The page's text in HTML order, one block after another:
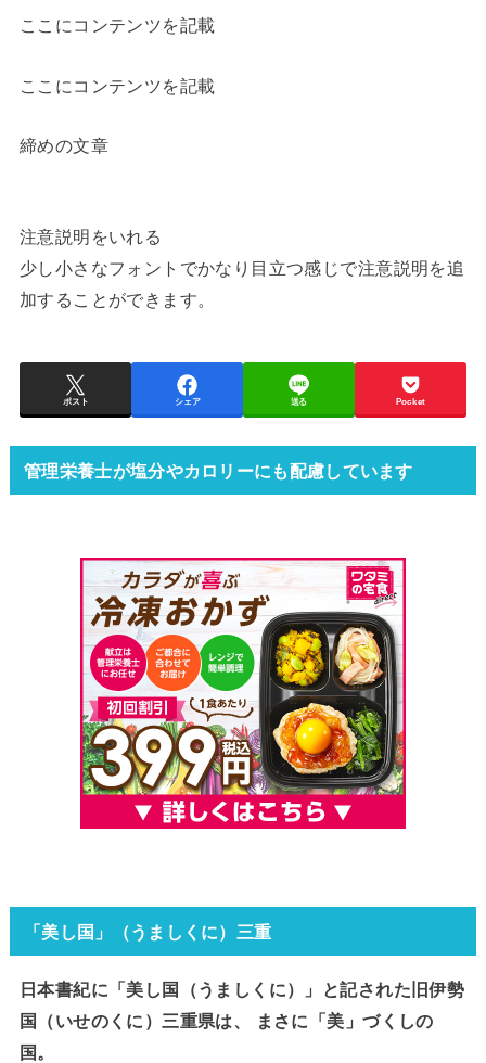
ここにコンテンツを記載
ここにコンテンツを記載
締めの文章
注意説明をいれる
少し小さなフォントでかなり目立つ感じで注意説明を追
加することができます。
ポスト シェア 送る Pocket
管理栄養士が塩分やカロリーにも配慮しています
「美し国」（うましくに）三重
日本書紀に「美し国（うましくに）」と記された旧伊勢
国（いせのくに）三重県は、 まさに「美」づくしの
国。